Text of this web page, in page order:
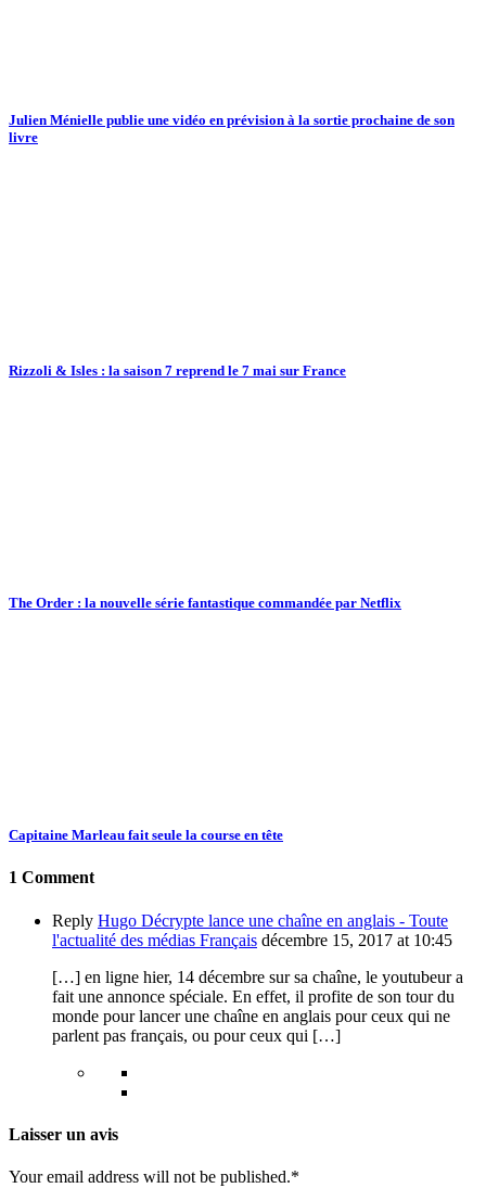
Julien Ménielle publie une vidéo en prévision à la sortie prochaine de son
livre
Rizzoli & Isles : la saison 7 reprend le 7 mai sur France
The Order : la nouvelle série fantastique commandée par Netflix
Capitaine Marleau fait seule la course en tête
1 Comment
Reply Hugo Décrypte lance une chaîne en anglais - Toute
l'actualité des médias Français décembre 15, 2017 at 10:45
[…] en ligne hier, 14 décembre sur sa chaîne, le youtubeur a
fait une annonce spéciale. En effet, il profite de son tour du
monde pour lancer une chaîne en anglais pour ceux qui ne
parlent pas français, ou pour ceux qui […]
Laisser un avis
Your email address will not be published.*